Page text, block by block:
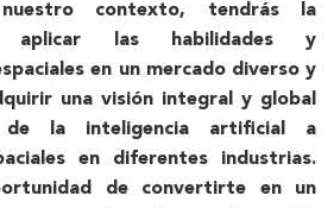
contexto, tendrás la
aplicar las habilidades y
en un mercado diverso y
una visión integral y global
la inteligencia artificial a
en diferentes industrias.
de convertirte en un